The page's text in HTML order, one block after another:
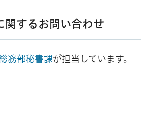
関するお問い合わせ
務部秘書課が担当しています。